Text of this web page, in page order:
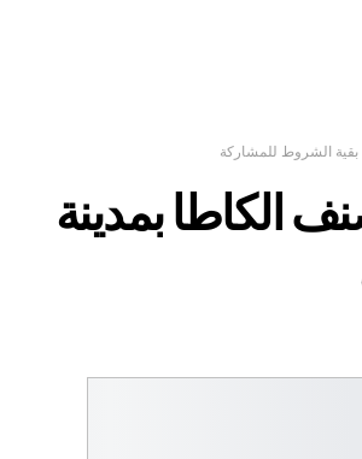
بقية الشروط للمشاركة
الكاطا بمدينة